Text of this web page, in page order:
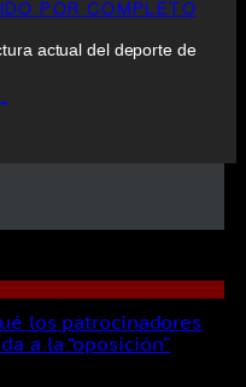
POR COMPLETO
actual del deporte de
los patrocinadores
a la “oposición”